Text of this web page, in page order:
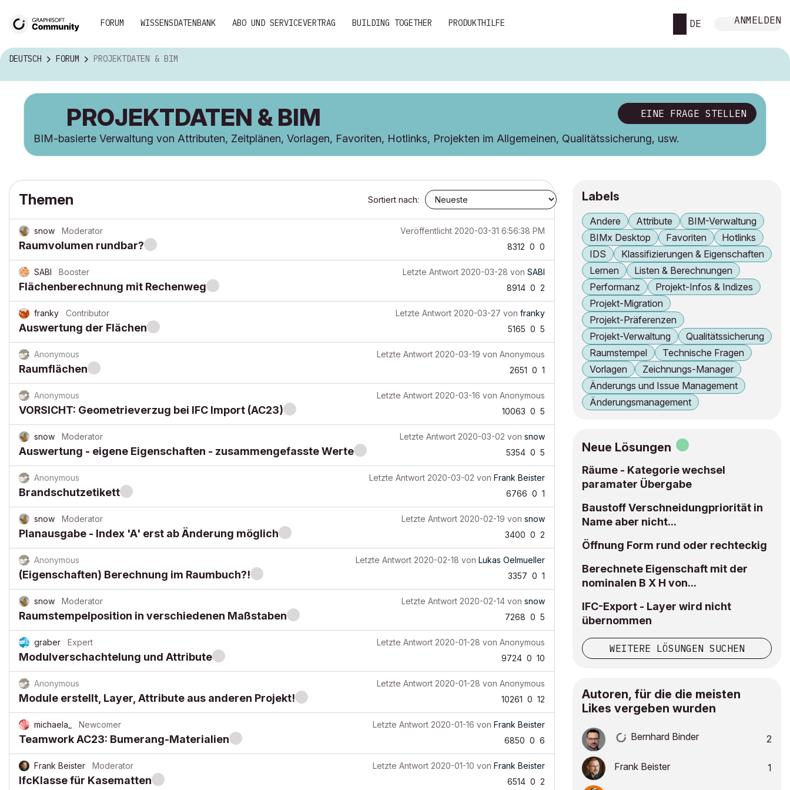
FORUM WISSENSDATENBANK ABO UND SERVICEVERTRAG BUILDING TOGETHER PRODUKTHILFE DE ANMELDEN
DEUTSCH FORUM PROJEKTDATEN & BIM
EINE FRAGE STELLEN
PROJEKTDATEN & BIM
BIM-basierte Verwaltung von Attributen, Zeitplänen, Vorlagen, Favoriten, Hotlinks, Projekten im Allgemeinen, Qualitätssicherung, usw.
Themen Sortiert nach:
snow Moderator Veröffentlicht 2020-03-31 6:56:38 PM
Raumvolumen rundbar? 8312 0 0
SABI Booster Letzte Antwort 2020-03-28 von SABI
Flächenberechnung mit Rechenweg 8914 0 2
franky Contributor Letzte Antwort 2020-03-27 von franky
Auswertung der Flächen 5165 0 5
Anonymous Letzte Antwort 2020-03-19 von Anonymous
Raumflächen 2651 0 1
Anonymous Letzte Antwort 2020-03-16 von Anonymous
VORSICHT: Geometrieverzug bei IFC Import (AC23) 10063 0 5
snow Moderator Letzte Antwort 2020-03-02 von snow
Auswertung - eigene Eigenschaften - zusammengefasste Werte 5354 0 5
Anonymous Letzte Antwort 2020-03-02 von Frank Beister
Brandschutzetikett 6766 0 1
snow Moderator Letzte Antwort 2020-02-19 von snow
Planausgabe - Index 'A' erst ab Änderung möglich 3400 0 2
Anonymous Letzte Antwort 2020-02-18 von Lukas Oelmueller
(Eigenschaften) Berechnung im Raumbuch?! 3357 0 1
snow Moderator Letzte Antwort 2020-02-14 von snow
Raumstempelposition in verschiedenen Maßstaben 7268 0 5
graber Expert Letzte Antwort 2020-01-28 von Anonymous
Modulverschachtelung und Attribute 9724 0 10
Anonymous Letzte Antwort 2020-01-28 von Anonymous
Module erstellt, Layer, Attribute aus anderen Projekt! 10261 0 12
michaela_ Newcomer Letzte Antwort 2020-01-16 von Frank Beister
Teamwork AC23: Bumerang-Materialien 6850 0 6
Frank Beister Moderator Letzte Antwort 2020-01-10 von Frank Beister
IfcKlasse für Kasematten 6514 0 2
Labels
Andere Attribute
BIM-Verwaltung
BIMx Desktop
Favoriten
Hotlinks
IDS
Klassifizierungen & Eigenschaften
Lernen
Listen & Berechnungen
Performanz
Projekt-Infos & Indizes
Projekt-Migration
Projekt-Präferenzen
Projekt-Verwaltung
Qualitätssicherung
Raumstempel
Technische Fragen
Vorlagen
Zeichnungs-Manager
Änderungs und Issue Management
Änderungsmanagement
Neue Lösungen
Räume - Kategorie wechsel
paramater Übergabe
Baustoff Verschneidungpriorität in
Name aber nicht...
Öffnung Form rund oder rechteckig
Berechnete Eigenschaft mit der
nominalen B X H von...
IFC-Export - Layer wird nicht
übernommen
WEITERE LÖSUNGEN SUCHEN
Autoren, für die die meisten
Likes vergeben wurden
Bernhard Binder 2
Frank Beister 1